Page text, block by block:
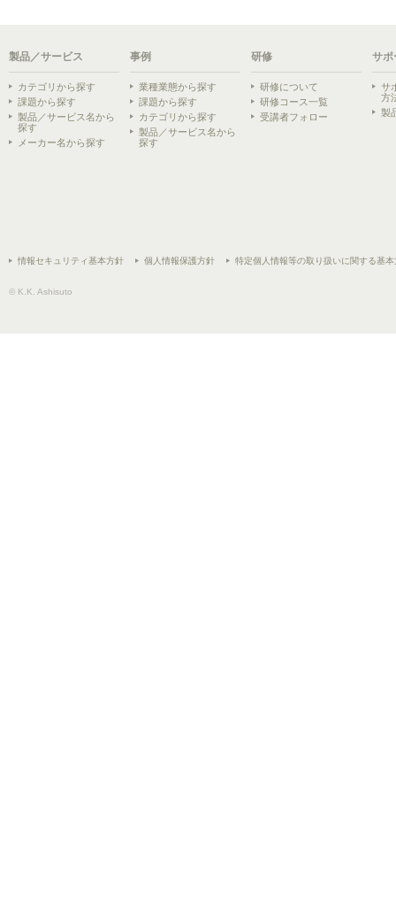
製品／サービス
カテゴリから探す
課題から探す
製品／サービス名から
探す
メーカー名から探す
事例
業種業態から探す
課題から探す
カテゴリから探す
製品／サービス名から
探す
研修
研修について
研修コース一覧
受講者フォロー
サポ
サ
方
製
情報セキュリティ基本方針 個人情報保護方針 特定個人情報等の取り扱いに関する基本
© K.K. Ashisuto